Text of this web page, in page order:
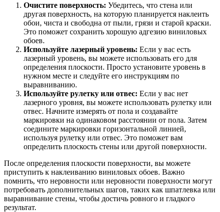
Очистите поверхность: Убедитесь, что стена или
другая поверхность, на которую планируется наклеить
обои, чиста и свободна от пыли, грязи и старой краски.
Это поможет сохранить хорошую адгезию виниловых
обоев.
Используйте лазерный уровень: Если у вас есть
лазерный уровень, вы можете использовать его для
определения плоскости. Просто установите уровень в
нужном месте и следуйте его инструкциям по
выравниванию.
Используйте рулетку или отвес: Если у вас нет
лазерного уровня, вы можете использовать рулетку или
отвес. Начните измерять от пола и создавайте
маркировки на одинаковом расстоянии от пола. Затем
соедините маркировки горизонтальной линией,
используя рулетку или отвес. Это поможет вам
определить плоскость стены или другой поверхности.
После определения плоскости поверхности, вы можете
приступить к наклеиванию виниловых обоев. Важно
помнить, что неровности или неровности поверхности могут
потребовать дополнительных шагов, таких как шпатлевка или
выравнивание стены, чтобы достичь ровного и гладкого
результат.